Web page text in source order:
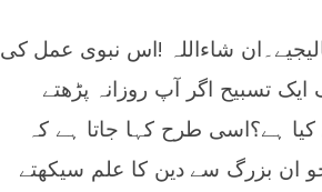
شاءاللہ !اس نبوی عمل کی
تسبیح اگر آپ روزانہ پڑھتے
ہے؟اسی طرح کہا جاتا ہے کہ
ان بزرگ سے دین کا علم سیکھتے